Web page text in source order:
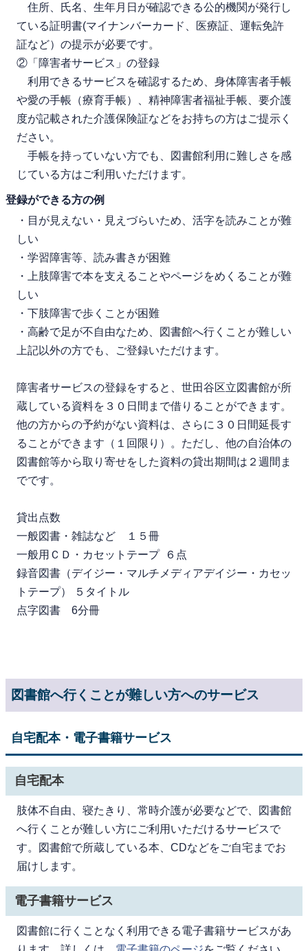
住所、氏名、生年月日が確認できる公的機関が発行し
ている証明書(マイナンバーカード、医療証、運転免許
証など）の提示が必要です。
②「障害者サービス」の登録
利用できるサービスを確認するため、身体障害者手帳
や愛の手帳（療育手帳）、精神障害者福祉手帳、要介護
度が記載された介護保険証などをお持ちの方はご提示く
ださい。
手帳を持っていない方でも、図書館利用に難しさを感
じている方はご利用いただけます。
登録ができる方の例
・目が見えない・見えづらいため、活字を読みことが難
しい
・学習障害等、読み書きが困難
・上肢障害で本を支えることやページをめくることが難
しい
・下肢障害で歩くことが困難
・高齢で足が不自由なため、図書館へ行くことが難しい
上記以外の方でも、ご登録いただけます。
障害者サービスの登録をすると、世田谷区立図書館が所
蔵している資料を３０日間まで借りることができます。
他の方からの予約がない資料は、さらに３０日間延長す
ることができます（１回限り）。ただし、他の自治体の
図書館等から取り寄せをした資料の貸出期間は２週間ま
でです。
貸出点数
一般図書・雑誌など １５冊
一般用ＣＤ・カセットテープ ６点
録音図書（デイジー・マルチメディアデイジー・カセッ
トテープ） ５タイトル
点字図書 6分冊
図書館へ行くことが難しい方へのサービス
自宅配本・電子書籍サービス
自宅配本
肢体不自由、寝たきり、常時介護が必要などで、図書館
へ行くことが難しい方にご利用いただけるサービスで
す。図書館で所蔵している本、CDなどをご自宅までお
届けします。
電子書籍サービス
図書館に行くことなく利用できる電子書籍サービスがあ